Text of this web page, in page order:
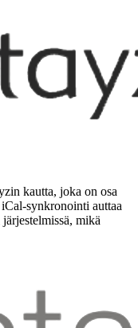
kautta, joka on osa
synkronointi auttaa
mikä